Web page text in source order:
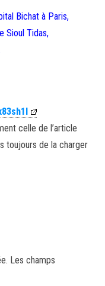
Bichat à Paris,
Sioul Tidas,
celle de l’article
toujours de la charger
Les champs